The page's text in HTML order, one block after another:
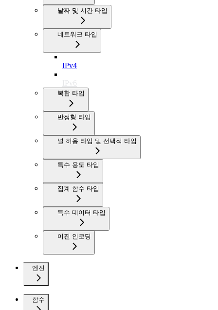
날짜 및 시간 타입
네트워크 타입
IPv4
IPv6
복합 타입
반정형 타입
널 허용 타입 및 선택적 타입
특수 용도 타입
집계 함수 타입
특수 데이터 타입
이진 인코딩
엔진
함수